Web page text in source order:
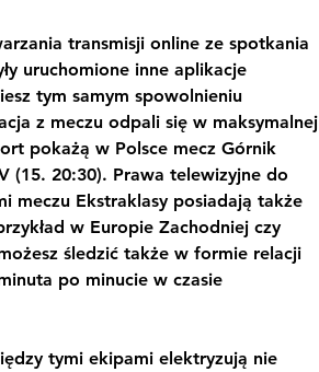
transmisji online ze spotkania
uruchomione inne aplikacje
tym samym spowolnieniu
z meczu odpali się w maksymalnej
pokażą w Polsce mecz Górnik
(15. 20:30). Prawa telewizyjne do
meczu Ekstraklasy posiadają także
w Europie Zachodniej czy
śledzić także w formie relacji
po minucie w czasie
tymi ekipami elektryzują nie